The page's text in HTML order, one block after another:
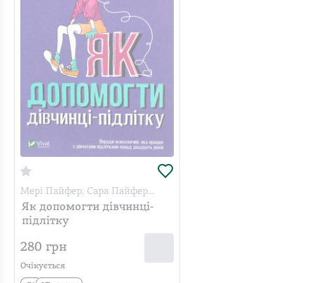
Мері Пайфер, Сара Пайфер
Ґілліам
Як допомогти дівчинці-
підлітку
280 грн
Очікується